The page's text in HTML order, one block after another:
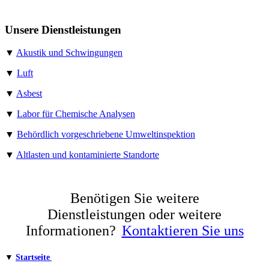
Unsere Dienstleistungen​
▼ Akustik und Schwingungen
▼ Luft
▼ Asbest
▼ Labor für Chemische Analysen
▼ Behördlich vorgeschriebene Umweltinspektion
▼ Altlasten und kontaminierte Standorte
Benötigen Sie weitere
Dienstleistungen oder weitere
Informationen? Kontaktieren Sie uns
▼ Startseite